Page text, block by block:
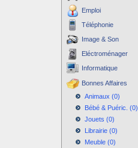
Emploi
Téléphonie
Image & Son
Eléctroménager
Informatique
Bonnes Affaires
Animaux (0)
Bébé & Puéric. (0)
Jouets (0)
Librairie (0)
Meuble (0)